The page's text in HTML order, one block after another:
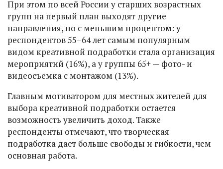
При этом по всей России у старших возрастных
групп на первый план выходят другие
направления, но с меньшим процентом: у
респондентов 55–64 лет самым популярным
видом креативной подработки стала организация
мероприятий (16%), а у группы 65+ — фото- и
видеосъемка с монтажом (13%).
Главным мотиватором для местных жителей для
выбора креативной подработки остается
возможность увеличить доход. Также
респонденты отмечают, что творческая
подработка дает больше свободы и гибкости, чем
основная работа.